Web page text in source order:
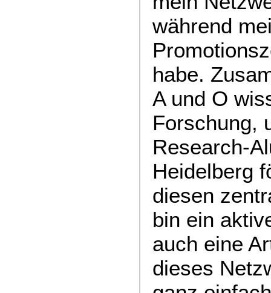
während
habe.
A und O
Forschung,
Research-
Heidelberg
diesen
bin ein
auch eine
dieses